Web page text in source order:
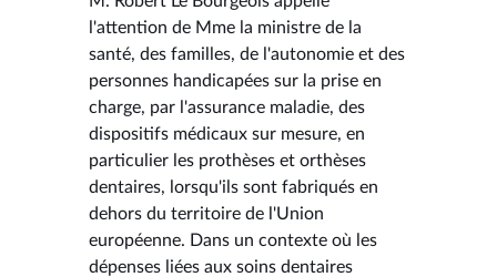
l'attention de Mme la ministre de la
santé, des familles, de l'autonomie et des
personnes handicapées sur la prise en
charge, par l'assurance maladie, des
dispositifs médicaux sur mesure, en
particulier les prothèses et orthèses
dentaires, lorsqu'ils sont fabriqués en
dehors du territoire de l'Union
européenne. Dans un contexte où les
dépenses liées aux soins dentaires